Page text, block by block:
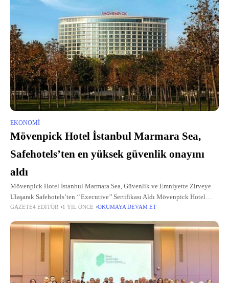
EKONOMI
Mövenpick Hotel İstanbul Marmara Sea,
Safehotels’ten en yüksek güvenlik onayını
aldı
Mövenpick Hotel İstanbul Marmara Sea, Güvenlik ve Emniyette Zirveye
Ulaşarak Safehotels’ten ‘’Executive’’ Sertifikası Aldı Mövenpick Hotel
İstanbul Marmara Sea, dünya çapında otel güvenliği ve emniyeti
GAZETE4 EDITÖR 1 YIL ÖNCE OKUMAYA DEVAM ET